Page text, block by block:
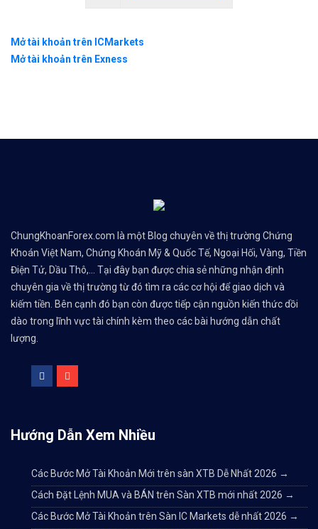
Mở tài khoản trên ICMarkets
Mở tài khoản trên Exness
ChungKhoanForex.com là một Blog chuyên về thị trường Chứng
Khoán Việt Nam, Chứng Khoán Mỹ & Quốc Tế, Ngoại Hối, Vàng, Tiền
Điện Tử, Dầu Thô,... Tại đây bạn được chia sẻ những nhận định
chuyên gia về thị trường từ đó tìm ra các cơ hội để giao dịch và
kiếm tiền. Bên cạnh đó bạn còn được tiếp cận nguồn kiến thức dồi
dào trong lĩnh vực tài chính kèm theo các bài hướng dẫn chất
lượng.
Hướng Dẫn Xem Nhiều
Các Bước Mở Tài Khoản Mới trên sàn XTB Dễ Nhất 2026 →
Cách Đặt Lệnh MUA và BÁN trên Sàn XTB mới nhất 2026 →
Các Bước Mở Tài Khoản trên Sàn IC Markets dễ nhất 2026 →